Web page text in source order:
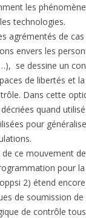
les
technologies.
agrémentés de
envers les
se dessine un
de libertés et
Dans cette
quand
pour
ce mouvement
pour
2) étend
de soumission
de contrôle